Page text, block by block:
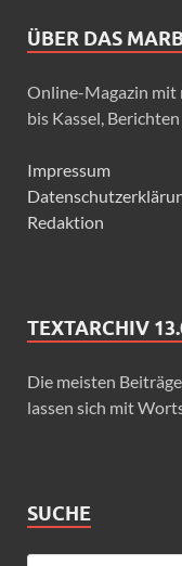
ÜBER DAS
Online-Magazin mit
bis Kassel,
Impressum
Redaktion
TEXTARCHIV
Die meisten
lassen sich mit
SUCHE